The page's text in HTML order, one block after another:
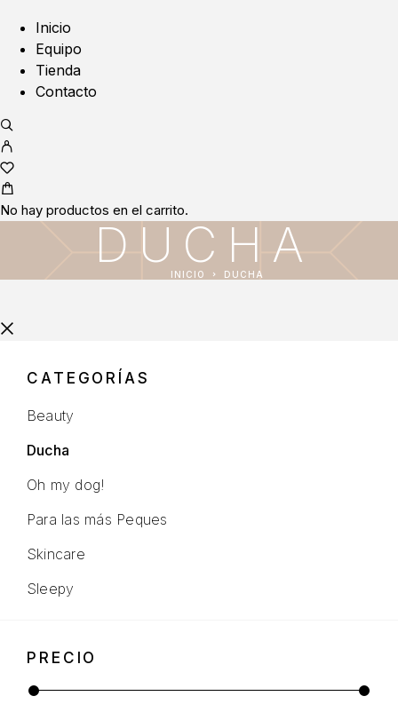
Inicio
Equipo
Tienda
Contacto
No hay productos en el carrito.
DUCHA
INICIO DUCHA
CATEGORÍAS
Beauty
Ducha
Oh my dog!
Para las más Peques
Skincare
Sleepy
PRECIO